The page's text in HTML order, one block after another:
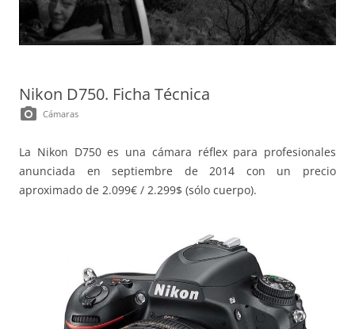
Nikon D750. Ficha Técnica
photo_camera Cámaras
La Nikon D750 es una cámara réflex para profesionales
anunciada en septiembre de 2014 con un precio
aproximado de 2.099€ / 2.299$ (sólo cuerpo).